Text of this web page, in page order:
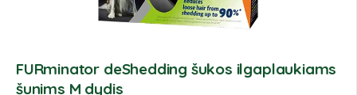
FURminator deShedding šukos ilgaplaukiams
šunims M dydis